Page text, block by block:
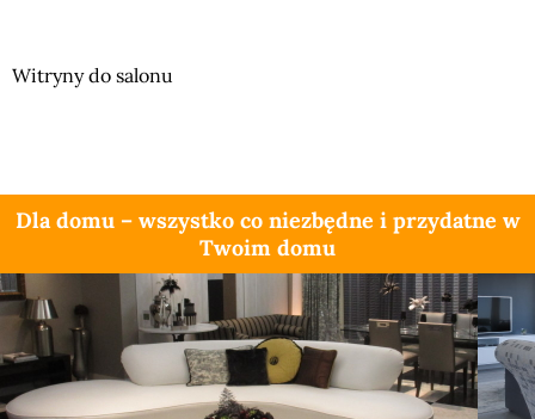
Witryny do salonu
Dla domu – wszystko co niezbędne i przydatne w
Twoim domu